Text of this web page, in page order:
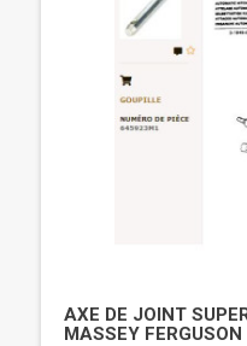
AXE DE JOINT
MASSEY